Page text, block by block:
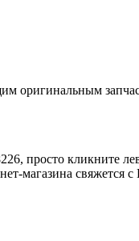
оригинальным
просто кликните
магазина свяжется